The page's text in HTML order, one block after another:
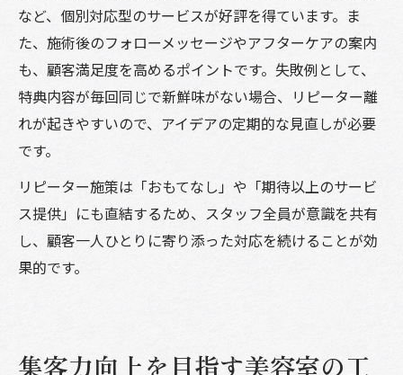
など、個別対応型のサービスが好評を得ています。ま
た、施術後のフォローメッセージやアフターケアの案内
も、顧客満足度を高めるポイントです。失敗例として、
特典内容が毎回同じで新鮮味がない場合、リピーター離
れが起きやすいので、アイデアの定期的な見直しが必要
です。
リピーター施策は「おもてなし」や「期待以上のサービ
ス提供」にも直結するため、スタッフ全員が意識を共有
し、顧客一人ひとりに寄り添った対応を続けることが効
果的です。
集客力向上を目指す美容室の工